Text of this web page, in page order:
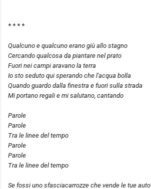
* * * *
Qualcuno e qualcuno erano giù allo stagno
Cercando qualcosa da piantare nel prato
Fuori nei campi aravano la terra
Io sto seduto qui sperando che l'acqua bolla
Quando guardo dalla finestra e fuori sulla strada
Mi portano regali e mi salutano, cantando
Parole
Parole
Tra le linee del tempo
Parole
Parole
Tra le linee del tempo
Se fossi uno sfasciacarrozze che vende le tue auto